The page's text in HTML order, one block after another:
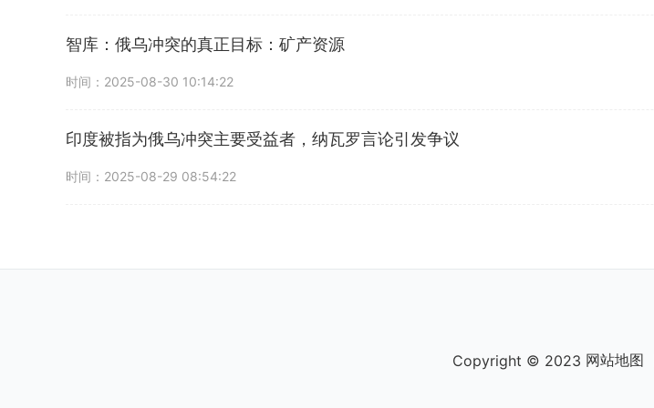
智库：俄乌冲突的真正目标：矿产资源
时间：2025-08-30 10:14:22
印度被指为俄乌冲突主要受益者，纳瓦罗言论引发争议
时间：2025-08-29 08:54:22
Copyright © 2023 网站地图